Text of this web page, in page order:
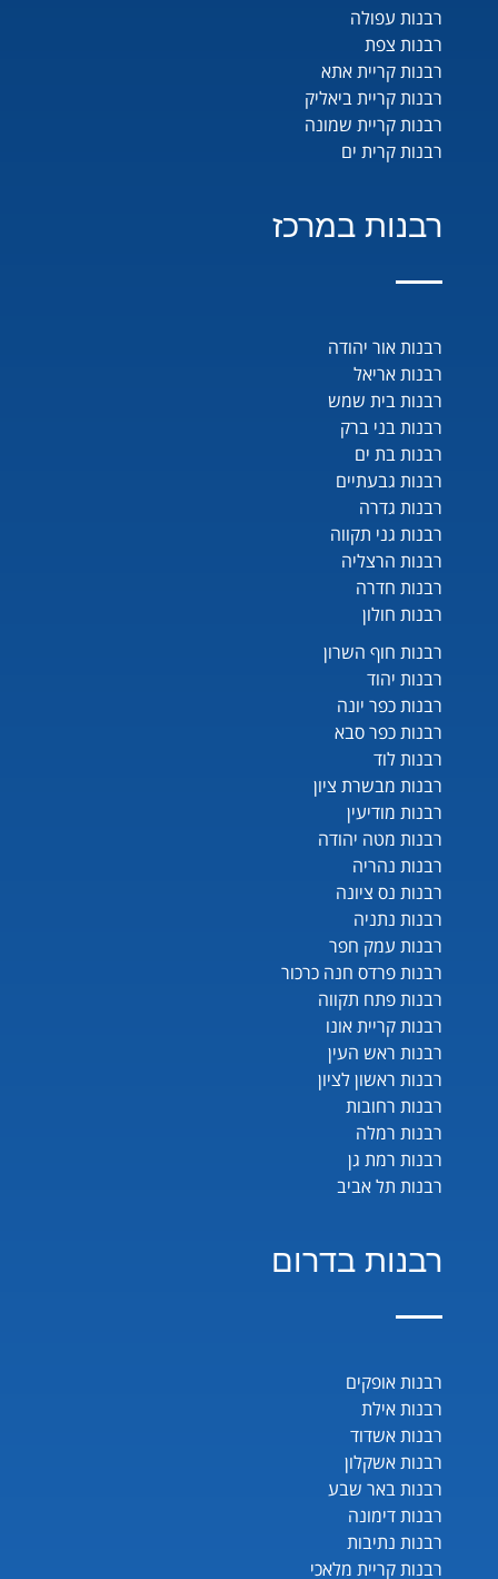
רבנות עפולה
רבנות צפת
רבנות קריית אתא
רבנות קריית ביאליק
רבנות קריית שמונה
רבנות קרית ים
רבנות במרכז
רבנות אור יהודה
רבנות אריאל
רבנות בית שמש
רבנות בני ברק
רבנות בת ים
רבנות גבעתיים
רבנות גדרה
רבנות גני תקווה
רבנות הרצליה
רבנות חדרה
רבנות חולון
רבנות חוף השרון
רבנות יהוד
רבנות כפר יונה
רבנות כפר סבא
רבנות לוד
רבנות מבשרת ציון
רבנות מודיעין
רבנות מטה יהודה
רבנות נהריה
רבנות נס ציונה
רבנות נתניה
רבנות עמק חפר
רבנות פרדס חנה כרכור
רבנות פתח תקווה
רבנות קריית אונו
רבנות ראש העין
רבנות ראשון לציון
רבנות רחובות
רבנות רמלה
רבנות רמת גן
רבנות תל אביב
רבנות בדרום
רבנות אופקים
רבנות אילת
רבנות אשדוד
רבנות אשקלון
רבנות באר שבע
רבנות דימונה
רבנות נתיבות
רבנות קריית מלאכי